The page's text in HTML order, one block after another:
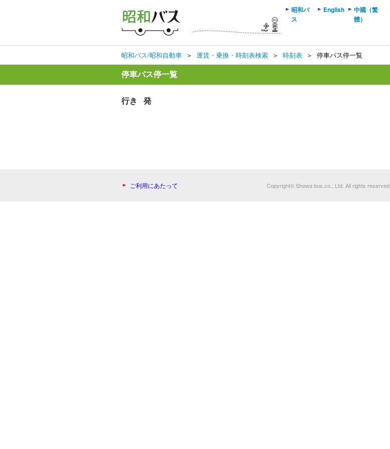
昭和バス/昭和自動車 ＞ 運賃・乗換・時刻表検索 ＞ 時刻表 ＞ 停車バス停一覧
停車バス停一覧
行き 発
昭和バ
ス
English
中國（繁
體）
ご利用にあたって Copyright© Showa bus.co., Ltd. All rights reserved.